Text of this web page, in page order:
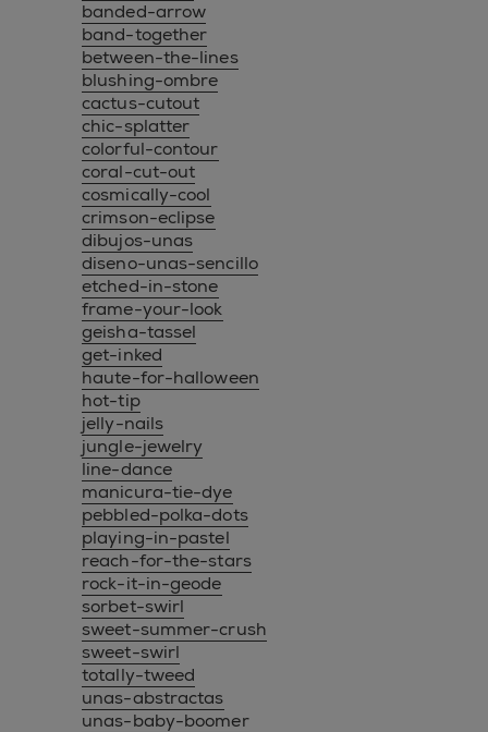
banded-arrow
band-together
between-the-lines
blushing-ombre
cactus-cutout
chic-splatter
colorful-contour
coral-cut-out
cosmically-cool
crimson-eclipse
dibujos-unas
diseno-unas-sencillo
etched-in-stone
frame-your-look
geisha-tassel
get-inked
haute-for-halloween
hot-tip
jelly-nails
jungle-jewelry
line-dance
manicura-tie-dye
pebbled-polka-dots
playing-in-pastel
reach-for-the-stars
rock-it-in-geode
sorbet-swirl
sweet-summer-crush
sweet-swirl
totally-tweed
unas-abstractas
unas-baby-boomer